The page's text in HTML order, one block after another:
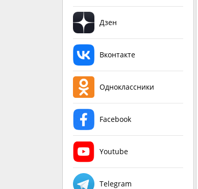
Дзен
Вконтакте
Одноклассники
Facebook
Youtube
Telegram